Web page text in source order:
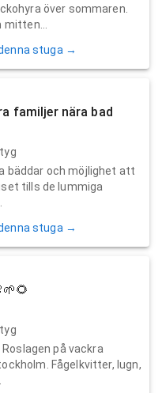
över sommaren.
stuga →
familjer nära bad
bäddar och möjlighet att
tills de lummiga
stuga →
på vackra
Fågelkvitter, lugn,